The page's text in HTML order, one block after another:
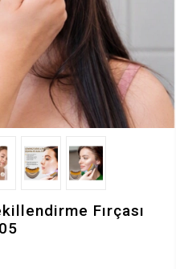
Fırçası